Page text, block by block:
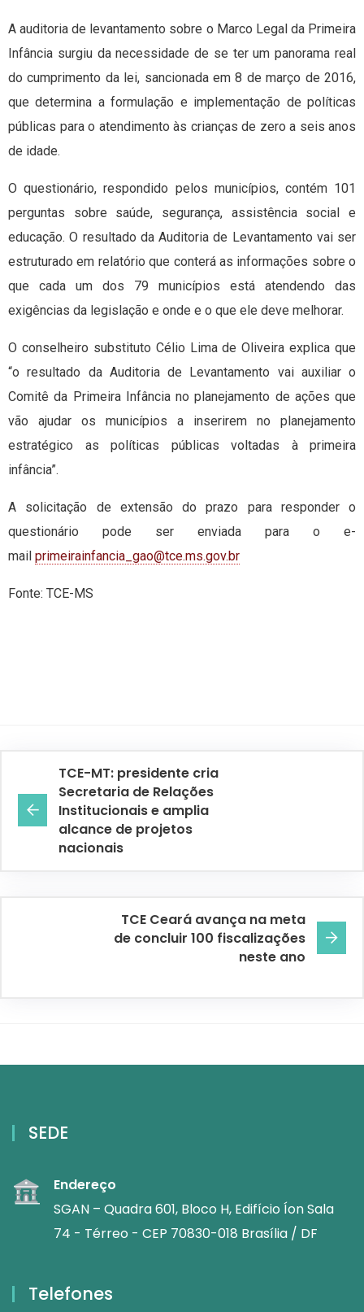
A auditoria de levantamento sobre o Marco Legal da Primeira
Infância surgiu da necessidade de se ter um panorama real
do cumprimento da lei, sancionada em 8 de março de 2016,
que determina a formulação e implementação de políticas
públicas para o atendimento às crianças de zero a seis anos
de idade.
O questionário, respondido pelos municípios, contém 101
perguntas sobre saúde, segurança, assistência social e
educação. O resultado da Auditoria de Levantamento vai ser
estruturado em relatório que conterá as informações sobre o
que cada um dos 79 municípios está atendendo das
exigências da legislação e onde e o que ele deve melhorar.
O conselheiro substituto Célio Lima de Oliveira explica que
“o resultado da Auditoria de Levantamento vai auxiliar o
Comitê da Primeira Infância no planejamento de ações que
vão ajudar os municípios a inserirem no planejamento
estratégico as políticas públicas voltadas à primeira
infância”.
A solicitação de extensão do prazo para responder o
questionário pode ser enviada para o e-
mail primeirainfancia_gao@tce.ms.gov.br
Fonte: TCE-MS
TCE-MT: presidente cria
Secretaria de Relações
Institucionais e amplia
alcance de projetos
nacionais
TCE Ceará avança na meta
de concluir 100 fiscalizações
neste ano
SEDE
Endereço
SGAN – Quadra 601, Bloco H, Edifício Íon Sala
74 - Térreo - CEP 70830-018 Brasília / DF
Telefones